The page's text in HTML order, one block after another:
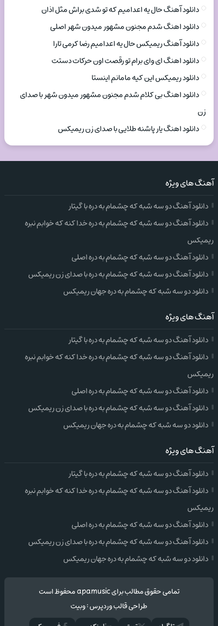
دانلود آهنگ حال یه اعدامیم که تو شدی براش مثل اذان
دانلود اهنگ شدم مجنون مشهور میدون شهر اصلی
دانلود آهنگ ریمیکس حال یه اعدامیم رضا کرمی تارا
دانلود اهنگ ای وای برام تو رقصت اون حرکات دستت
دانلود ریمیکس این کیه مامانم اینستا
دانلود اهنگ بی کلام شدم مجنون مشهور میدون شهر با صدای
زن
دانلود اهنگ یار پاشنه طلایی با صدای زن ریمیکس
آهنگ های ویژه
دانلود آهنگ دو سه شبه که چشمام به دره با گیتار
دانلود آهنگ دو سه شبه که چشمام به دره خدا کنه که خوابم نبره
ریمیکس
دانلود آهنگ دو سه شبه که چشمام به دره اصلی
دانلود آهنگ دو سه شبه که چشمام به دره با صدای زن ریمیکس
دانلود دو سه شبه که چشمام به دره جهان ریمیکس
آهنگ های ویژه
دانلود آهنگ دو سه شبه که چشمام به دره با گیتار
دانلود آهنگ دو سه شبه که چشمام به دره خدا کنه که خوابم نبره
ریمیکس
دانلود آهنگ دو سه شبه که چشمام به دره اصلی
دانلود آهنگ دو سه شبه که چشمام به دره با صدای زن ریمیکس
دانلود دو سه شبه که چشمام به دره جهان ریمیکس
آهنگ های ویژه
دانلود آهنگ دو سه شبه که چشمام به دره با گیتار
دانلود آهنگ دو سه شبه که چشمام به دره خدا کنه که خوابم نبره
ریمیکس
دانلود آهنگ دو سه شبه که چشمام به دره اصلی
دانلود آهنگ دو سه شبه که چشمام به دره با صدای زن ریمیکس
دانلود دو سه شبه که چشمام به دره جهان ریمیکس
تمامی حقوق مطالب برای apamusic محفوظ است
طراحی قالب وردپرس:وبیت